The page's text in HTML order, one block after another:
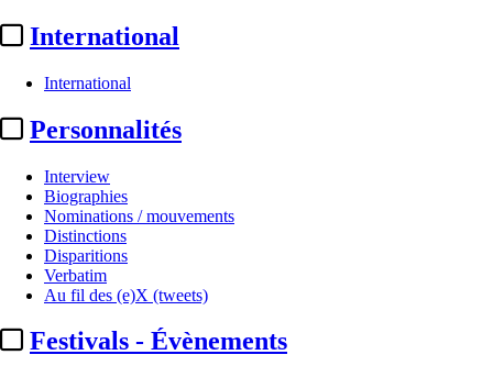
International
International
Personnalités
Interview
Biographies
Nominations / mouvements
Distinctions
Disparitions
Verbatim
Au fil des (e)X (tweets)
Festivals - Évènements